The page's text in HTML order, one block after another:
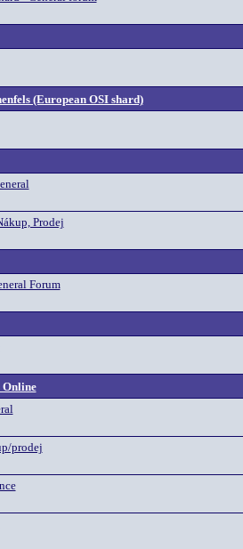
(European OSI shard)
Prodej
Forum
Online
prodej